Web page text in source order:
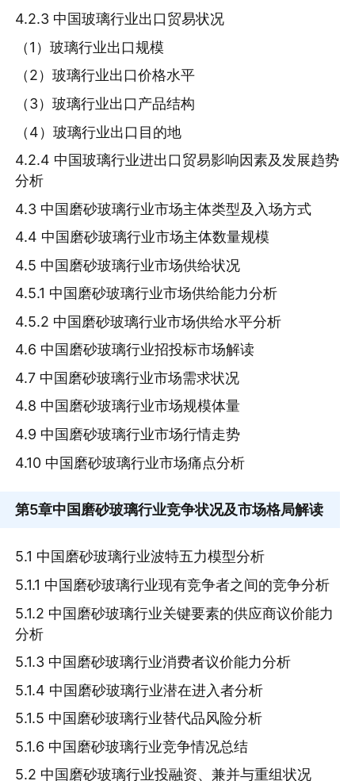
4.2.3 中国玻璃行业出口贸易状况
（1）玻璃行业出口规模
（2）玻璃行业出口价格水平
（3）玻璃行业出口产品结构
（4）玻璃行业出口目的地
4.2.4 中国玻璃行业进出口贸易影响因素及发展趋势
分析
4.3 中国磨砂玻璃行业市场主体类型及入场方式
4.4 中国磨砂玻璃行业市场主体数量规模
4.5 中国磨砂玻璃行业市场供给状况
4.5.1 中国磨砂玻璃行业市场供给能力分析
4.5.2 中国磨砂玻璃行业市场供给水平分析
4.6 中国磨砂玻璃行业招投标市场解读
4.7 中国磨砂玻璃行业市场需求状况
4.8 中国磨砂玻璃行业市场规模体量
4.9 中国磨砂玻璃行业市场行情走势
4.10 中国磨砂玻璃行业市场痛点分析
第5章中国磨砂玻璃行业竞争状况及市场格局解读
5.1 中国磨砂玻璃行业波特五力模型分析
5.1.1 中国磨砂玻璃行业现有竞争者之间的竞争分析
5.1.2 中国磨砂玻璃行业关键要素的供应商议价能力
分析
5.1.3 中国磨砂玻璃行业消费者议价能力分析
5.1.4 中国磨砂玻璃行业潜在进入者分析
5.1.5 中国磨砂玻璃行业替代品风险分析
5.1.6 中国磨砂玻璃行业竞争情况总结
5.2 中国磨砂玻璃行业投融资、兼并与重组状况